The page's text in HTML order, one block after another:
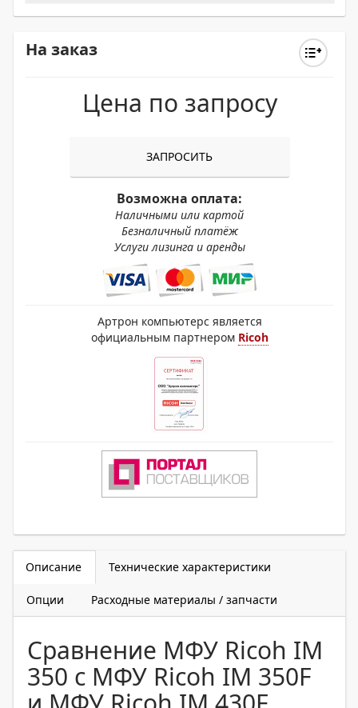
На заказ
Цена по запросу
ЗАПРОСИТЬ
Возможна оплата:
Наличными или картой
Безналичный платёж
Услуги лизинга и аренды
Артрон компьютерс является
официальным партнером Ricoh
Описание Технические характеристики
Опции Расходные материалы / запчасти
Сравнение МФУ Ricoh IM
350 с МФУ Ricoh IM 350F